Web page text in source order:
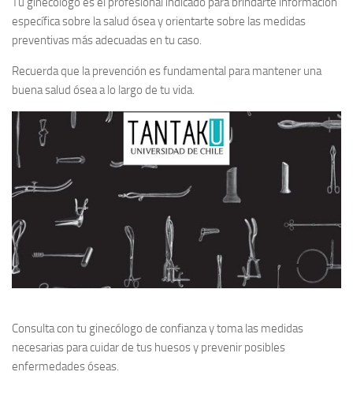
específica sobre la salud ósea y orientarte sobre las medidas
preventivas más adecuadas en tu caso.
Recuerda que la prevención es fundamental para mantener una
buena salud ósea a lo largo de tu vida.
Consulta con tu ginecólogo de confianza y toma las medidas
necesarias para cuidar de tus huesos y prevenir posibles
enfermedades óseas.